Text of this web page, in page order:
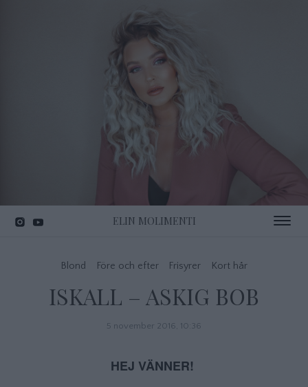
ELIN MOLIMENTI Toggle
Blond Före och efter Frisyrer Kort hår
ISKALL – ASKIG BOB
5 november 2016, 10:36
HEJ VÄNNER!